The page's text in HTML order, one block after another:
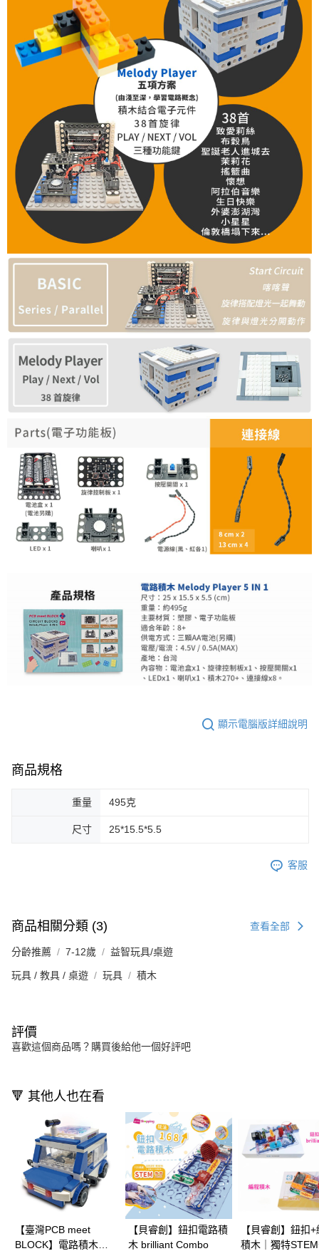
顯示電腦版詳細說明
商品規格
重量 495克
尺寸 25*15.5*5.5
客服
商品相關分類 (3) 查看全部
分齡推薦 7-12歲 益智玩具/桌遊
玩具 / 教具 / 桌遊 玩具 積木
評價
喜歡這個商品嗎？購買後給他一個好評吧
🔻 其他人也在看
【臺灣PCB meet
BLOCK】電路積木｜
【貝睿創】鈕扣電路積
木 brilliant Combo
【貝睿創】鈕扣
積木｜獨特